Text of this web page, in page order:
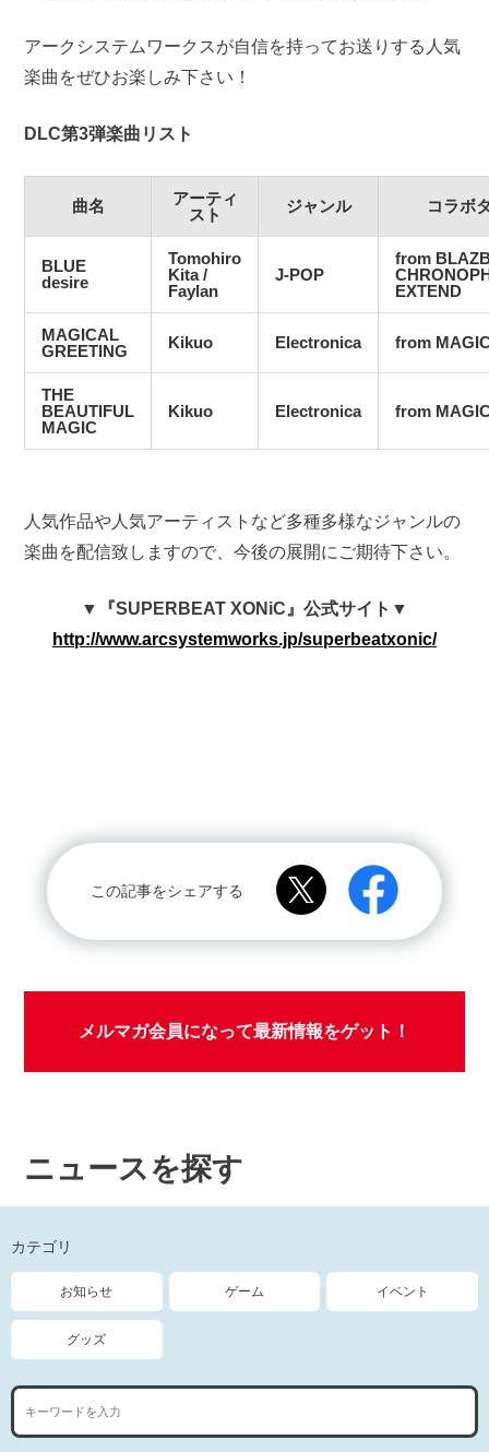
アークシステムワークスが自信を持ってお送りする人気
楽曲をぜひお楽しみ下さい！
DLC第3弾楽曲リスト
曲名
アーティ
スト
ジャンル コラボ
BLUE
desire
Tomohiro
Kita /
Faylan
J-POP
from
EXTEND
MAGICAL
GREETING
Kikuo Electronica from
THE
BEAUTIFUL
MAGIC
Kikuo Electronica from
人気作品や人気アーティストなど多種多様なジャンルの
楽曲を配信致しますので、今後の展開にご期待下さい。
▼『SUPERBEAT XONiC』公式サイト▼
http://www.arcsystemworks.jp/superbeatxonic/
この記事をシェアする
メルマガ会員になって最新情報をゲット！
ニュースを探す
カテゴリ
お知らせ ゲーム イベント
グッズ